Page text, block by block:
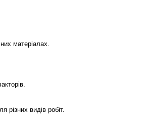
матеріалах.
різних видів робіт.